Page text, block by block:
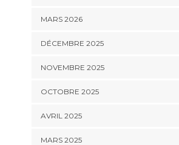
MARS 2026
DÉCEMBRE 2025
NOVEMBRE 2025
OCTOBRE 2025
AVRIL 2025
MARS 2025